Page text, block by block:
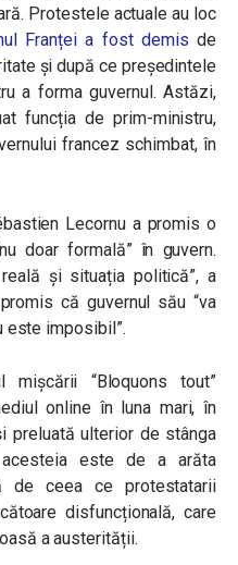
Protestele actuale au loc
Franței a fost demis de
și după ce președintele
a forma guvernul. Astăzi,
funcția de prim-ministru,
francez schimbat, în
Lecornu a promis o
doar formală” în guvern.
și situația politică”, a
că guvernul său “va
este imposibil”.
“Bloquons tout”
online în luna mari, în
preluată ulterior de stânga
este de a arăta
de ceea ce protestatarii
disfuncțională, care
a austerității.